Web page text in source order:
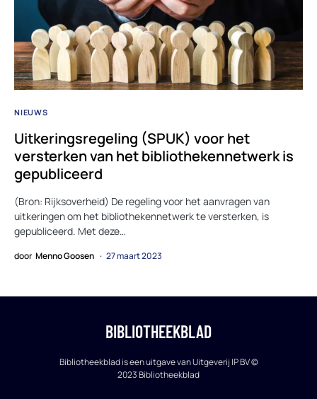
NIEUWS
Uitkeringsregeling (SPUK) voor het
versterken van het bibliothekennetwerk is
gepubliceerd
(Bron: Rijksoverheid) De regeling voor het aanvragen van
uitkeringen om het bibliothekennetwerk te versterken, is
gepubliceerd. Met deze…
door Menno Goosen 27 maart 2023
BIBLIOTHEEKBLAD
Bibliotheekblad is een uitgave van Uitgeverij IP BV ©
2023 Bibliotheekblad